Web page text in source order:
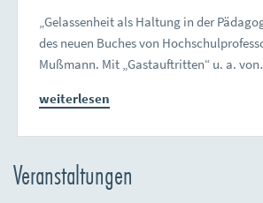
„Gelassenheit als Haltung in der
des neuen Buches von
Mußmann. Mit „Gastauftritten“ u. a.
weiterlesen
Veranstaltungen